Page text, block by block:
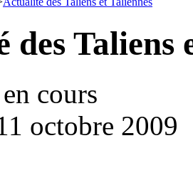
Taliens
cours
octobre 2009